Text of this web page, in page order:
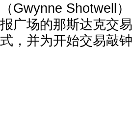
（Gwynne Shotwell
报广场的那斯达克交
式，并为开始交易敲钟